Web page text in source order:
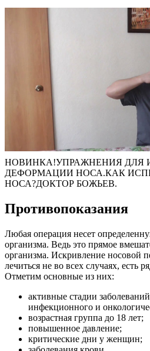
НОВИНКА!УПРАЖНЕНИЯ ДЛЯ
ДЕФОРМАЦИИ НОСА.КАК
НОСА?ДОКТОР БОЖЬЕВ.
Противопоказания
Любая операция несет
организма. Ведь это прямое
организма. Искривление носовой
лечиться не во всех случаях, есть
Отметим основные из них:
активные стадии
инфекционного и
возрастная группа до 18 лет;
повышенное давление;
критические дни у женщин;